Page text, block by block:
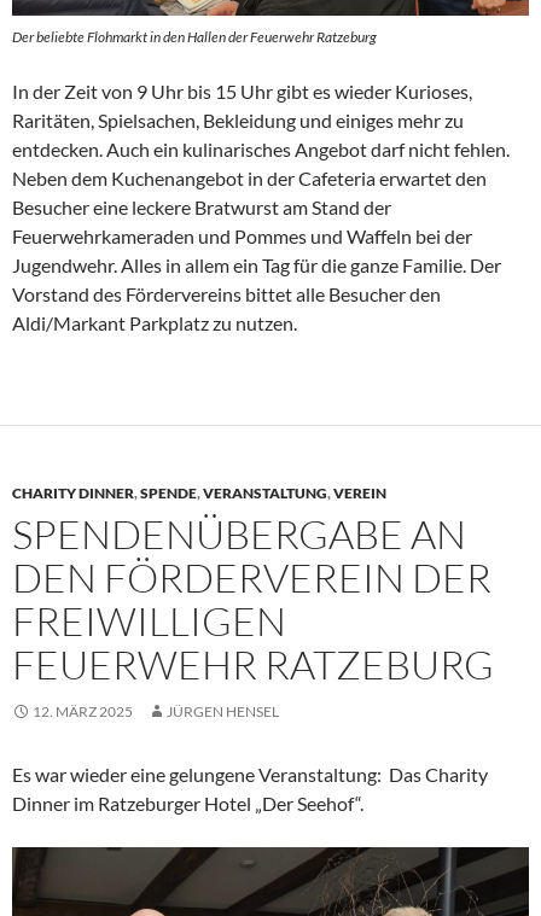
Der beliebte Flohmarkt in den Hallen der Feuerwehr Ratzeburg
In der Zeit von 9 Uhr bis 15 Uhr gibt es wieder Kurioses,
Raritäten, Spielsachen, Bekleidung und einiges mehr zu
entdecken. Auch ein kulinarisches Angebot darf nicht fehlen.
Neben dem Kuchenangebot in der Cafeteria erwartet den
Besucher eine leckere Bratwurst am Stand der
Feuerwehrkameraden und Pommes und Waffeln bei der
Jugendwehr. Alles in allem ein Tag für die ganze Familie. Der
Vorstand des Fördervereins bittet alle Besucher den
Aldi/Markant Parkplatz zu nutzen.
CHARITY DINNER,SPENDE,VERANSTALTUNG,VEREIN
SPENDENÜBERGABE AN
DEN FÖRDERVEREIN DER
FREIWILLIGEN
FEUERWEHR RATZEBURG
12. MÄRZ 2025 JÜRGEN HENSEL
Es war wieder eine gelungene Veranstaltung: Das Charity
Dinner im Ratzeburger Hotel „Der Seehof“.